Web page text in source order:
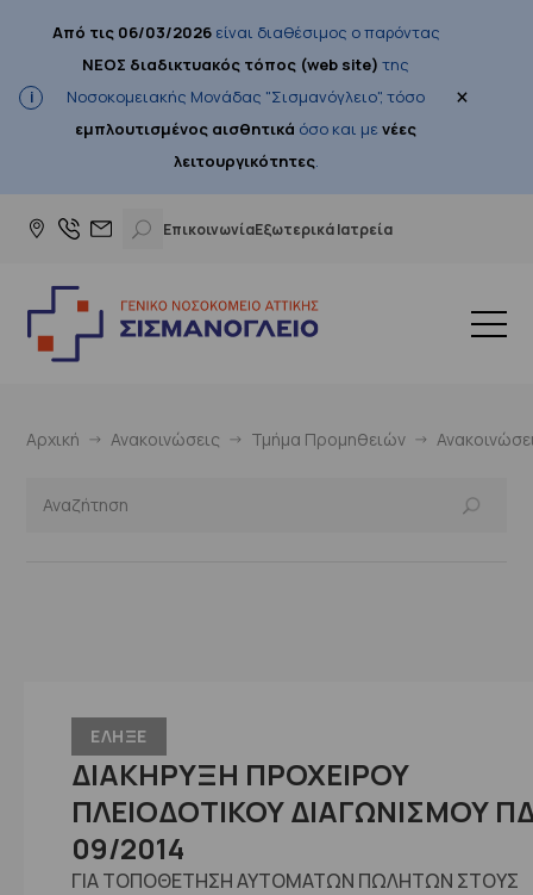
Από τις 06/03/2026είναι διαθέσιμος ο παρόντας
ΝΕΟΣ διαδικτυακός τόπος (web site) της
Νοσοκομειακής Μονάδας "Σισμανόγλειο", τόσο
εμπλουτισμένος αισθητικά όσο και μενέες
λειτουργικότητες.
×
ΕπικοινωνίαΕξωτερικά Ιατρεία
Αρχική Ανακοινώσεις Τμήμα Προμηθειών
ΕΛΗΞΕ
ΔΙΑΚΗΡΥΞΗ ΠΡΟΧΕΙΡΟΥ
ΠΛΕΙΟΔΟΤΙΚΟΥ ΔΙΑΓΩΝΙΣΜΟΥ
09/2014
ΓΙΑ ΤΟΠΟΘΕΤΗΣΗ ΑΥΤΟΜΑΤΩΝ ΠΩΛΗΤΩΝ ΣΤΟΥΣ